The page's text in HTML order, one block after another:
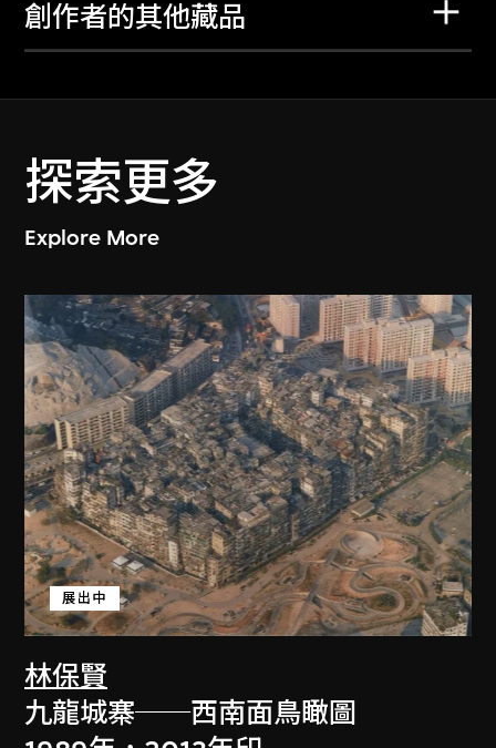
創作者的其他藏品
探索更多
Explore More
林保賢
展出中
九龍城寨──西南面鳥瞰圖